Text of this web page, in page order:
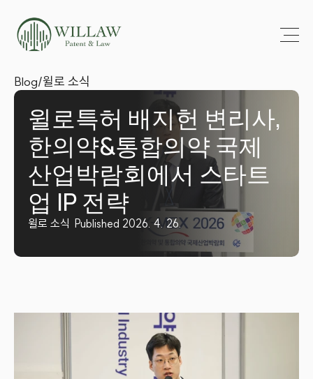
Blog/윌로 소식
윌로특허 배지헌 변리사,
한의약&통합의약 국제
산업박람회에서 스타트
업 IP 전략
윌로 소식 Published 2026. 4. 26.